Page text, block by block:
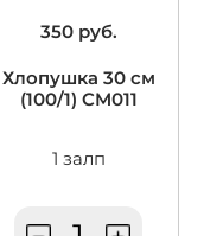
350 руб.
Хлопушка 30 см
(100/1) CM011
1 залп